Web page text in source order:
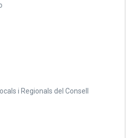
i Regionals del Consell